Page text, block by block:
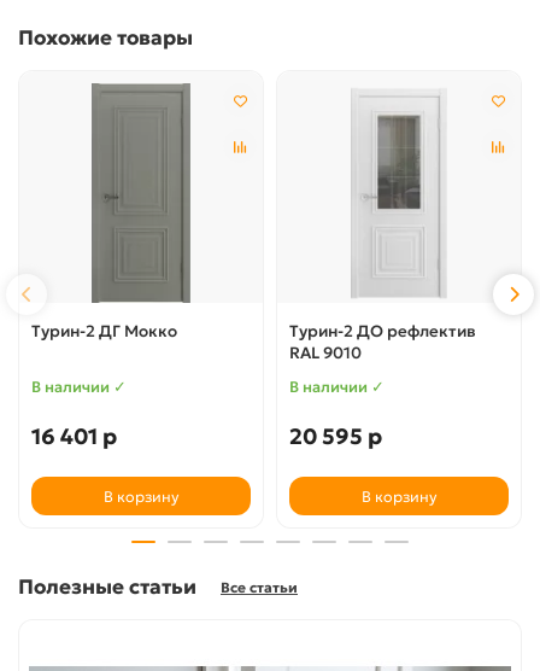
Похожие товары
Турин-2 ДГ Мокко
В наличии ✓
16 401 р
В корзину
Турин-2 ДО рефлектив
RAL 9010
В наличии ✓
20 595 р
В корзину
Полезные статьи Все статьи